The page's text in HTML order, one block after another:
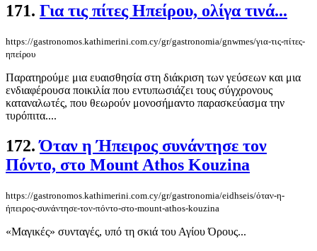
171. Για τις πίτες Ηπείρου, ολίγα τινά...
https://gastronomos.kathimerini.com.cy/gr/gastronomia/gnwmes/για-τις-πίτες-
ηπείρου
Παρατηρούμε μια ευαισθησία στη διάκριση των γεύσεων και μια
ενδιαφέρουσα ποικιλία που εντυπωσιάζει τους σύγχρονους
καταναλωτές, που θεωρούν μονοσήμαντο παρασκεύασμα την
τυρόπιτα....
172.Όταν η Ήπειρος συνάντησε τον
Πόντο, στο Mount Athos Kouzina
https://gastronomos.kathimerini.com.cy/gr/gastronomia/eidhseis/όταν-η-
ήπειρος-συνάντησε-τον-πόντο-στο-mount-athos-kouzina
«Μαγικές» συνταγές, υπό τη σκιά του Αγίου Όρους...